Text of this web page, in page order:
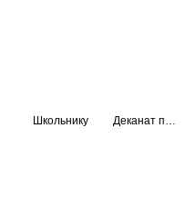
Школьнику